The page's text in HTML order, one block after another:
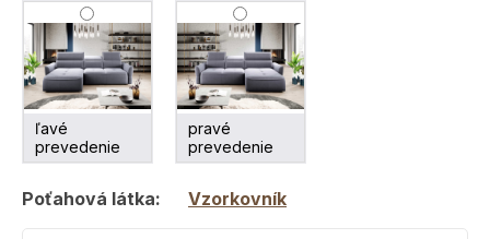
ľavé
prevedenie
pravé
prevedenie
Poťahová látka: Vzorkovník